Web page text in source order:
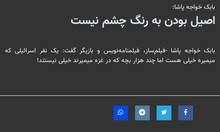
بابک خواجه پاشا:
اصیل بودن به رنگ چشم نیست
بابک خواجه پاشا -فیلم‌ساز، فیلمنامه‌نویس و بازیگر گفت: یک نفر اسرائیلی که
میمیره خیلی هست اما چند هزار بچه که در غزه میمیرند خیلی نیستند!